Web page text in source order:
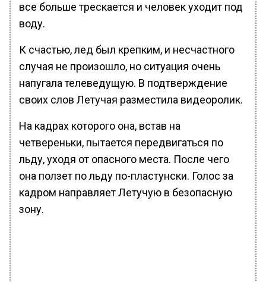
все больше трескается и человек уходит под
воду.
К счастью, лед был крепким, и несчастного
случая не произошло, но ситуация очень
напугала телеведущую. В подтверждение
своих слов Летучая разместила видеоролик.
На кадрах которого она, встав на
четвереньки, пытается передвигаться по
льду, уходя от опасного места. После чего
она ползет по льду по-пластунски. Голос за
кадром направляет Летучую в безопасную
зону.